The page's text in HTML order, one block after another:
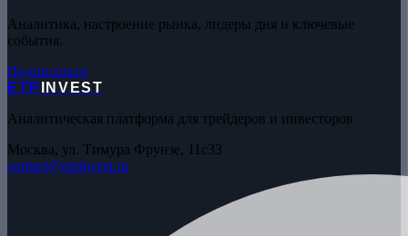
Аналитика, настроение рынка, лидеры дня и ключевые
события.
Подписаться
ETP
INVEST
Аналитическая платформа для трейдеров и инвесторов
Москва, ул. Тимура Фрунзе, 11с33
contact@etpinvest.ru